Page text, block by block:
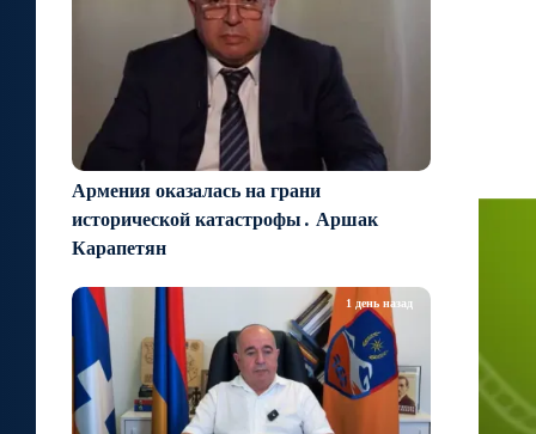
Армения оказалась на грани
исторической катастрофы․ Аршак
Карапетян
1 день назад